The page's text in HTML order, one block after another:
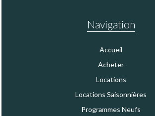
Navigation
Accueil
Acheter
Locations
Locations Saisonnières
Programmes Neufs